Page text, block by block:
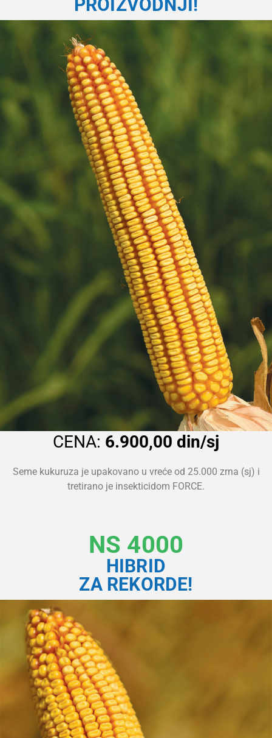
PROIZVODNJI!
CENA: 6.900,00 din/sj
Seme kukuruza je upakovano u vreće od 25.000 zrna (sj) i
tretirano je insekticidom FORCE.
NS 4000
HIBRID
ZA REKORDE!